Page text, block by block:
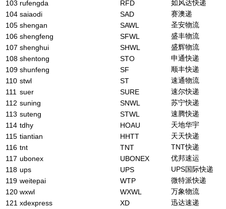
103 rufengda RFD
如风达快递
104 saiaodi SAD
赛澳递
105 shengan SAWL
圣安物流
106 shengfeng SFWL
盛丰物流
107 shenghui SHWL
盛辉物流
108 shentong STO
申通快递
109 shunfeng SF
顺丰快递
110 stwl ST
速通物流
111 suer SURE
速尔快递
112 suning SNWL
苏宁快递
113 suteng STWL
速腾快递
114 tdhy HOAU
天地华宇
115 tiantian HHTT
天天快递
116 tnt TNT
TNT快递
117 ubonex UBONEX
优邦速运
118 ups UPS
UPS国际快递
119 weitepai WTP
微特派快递
120 wxwl WXWL
万象物流
121 xdexpress XD
迅达速递